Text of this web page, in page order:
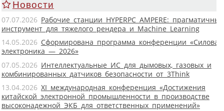
Новости
07.07.2026 Рабочие станции HYPERPC AMPERE: прагматичный
инструмент для тяжелого рендера и Machine Learning
14.05.2026 Сформирована программа конференции «Силовая
электроника — 2026»
07.05.2026 Интеллектуальные ИС для дымовых, газовых и
комбинированных датчиков безопасности от 3Think
13.04.2026 XI международная конференция «Достижения
китайской электронной промышленности в производстве
высоконадежной ЭКБ для ответственных применений»